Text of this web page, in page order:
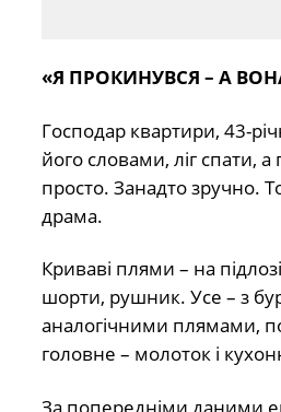
«Я ПРОКИНУВСЯ – А
Господар квартири, 43-
його словами, ліг спати,
просто. Занадто зручно.
драма.
Криваві плями – на
шорти, рушник. Усе – з
аналогічними плямами,
головне – молоток і